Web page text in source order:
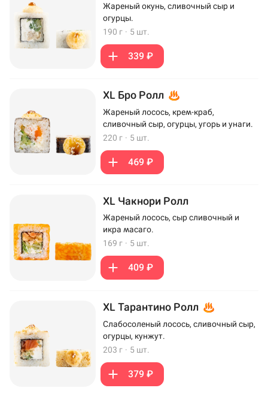
Жареный окунь, сливочный сыр и
огурцы.
190 г · 5 шт.
339 ₽
XL Бро Ролл
Жареный лосось, крем-краб,
сливочный сыр, огурцы, угорь и унаги.
220 г · 5 шт.
469 ₽
XL Чакнори Ролл
Жареный лосось, сыр сливочный и
икра масаго.
169 г · 5 шт.
409 ₽
XL Тарантино Ролл
Слабосоленый лосось, сливочный сыр,
огурцы, кунжут.
203 г · 5 шт.
379 ₽